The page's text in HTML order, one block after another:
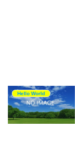
Hello World